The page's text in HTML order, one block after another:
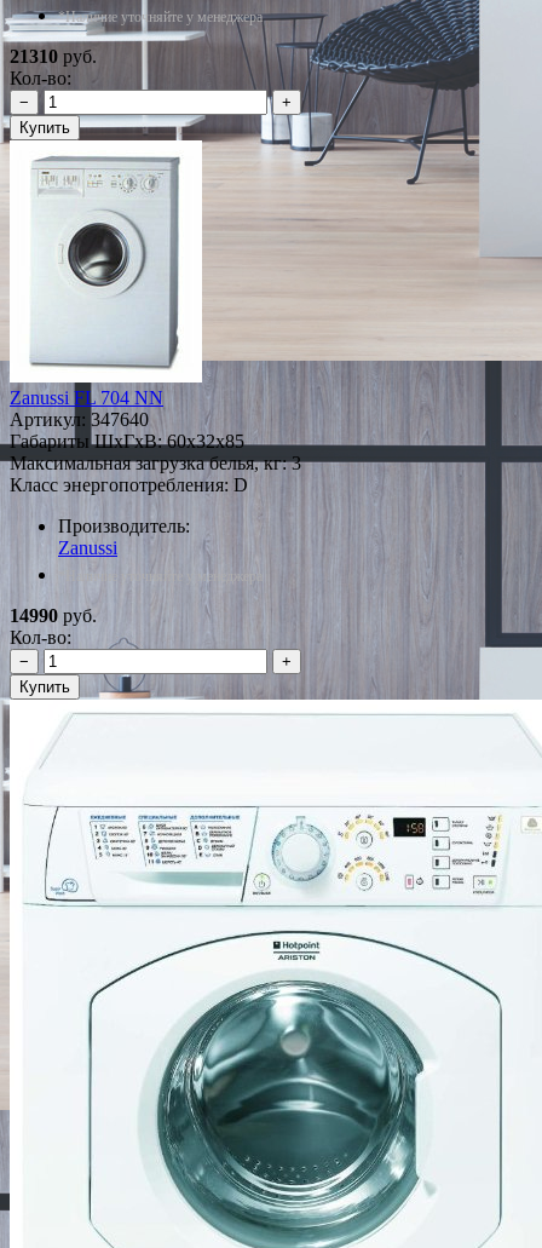
*Наличие уточняйте у менеджера
21310 руб.
Кол-во:
−
+
Купить
Zanussi FL 704 NN
Артикул: 347640
Габариты ШxГxВ: 60x32x85
Максимальная загрузка белья, кг: 3
Класс энергопотребления: D
Производитель:
Zanussi
*Наличие уточняйте у менеджера
14990 руб.
Кол-во:
−
+
Купить